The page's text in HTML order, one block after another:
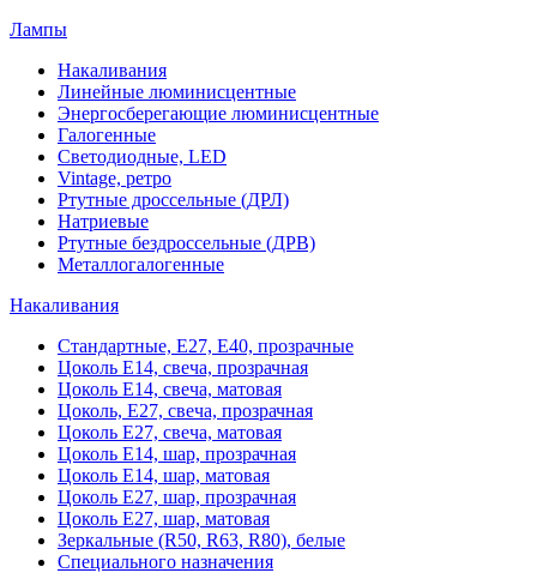
Лампы
Накаливания
Линейные люминисцентные
Энергосберегающие люминисцентные
Галогенные
Светодиодные, LED
Vintage, ретро
Ртутные дроссельные (ДРЛ)
Натриевые
Ртутные бездроссельные (ДРВ)
Металлогалогенные
Накаливания
Стандартные, Е27, Е40, прозрачные
Цоколь Е14, свеча, прозрачная
Цоколь Е14, свеча, матовая
Цоколь, Е27, свеча, прозрачная
Цоколь Е27, свеча, матовая
Цоколь Е14, шар, прозрачная
Цоколь Е14, шар, матовая
Цоколь Е27, шар, прозрачная
Цоколь Е27, шар, матовая
Зеркальные (R50, R63, R80), белые
Специального назначения